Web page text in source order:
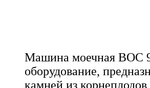
Машина моечная ВОС
оборудование,
камней из